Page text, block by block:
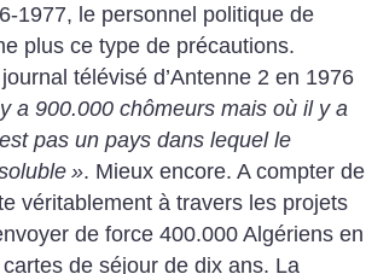
1977, le personnel politique de
plus ce type de précautions.
télévisé d’Antenne 2 en 1976
a 900.000 chômeurs mais où il y a
pas un pays dans lequel le
». Mieux encore. A compter de
véritablement à travers les projets
de force 400.000 Algériens en
de séjour de dix ans. La